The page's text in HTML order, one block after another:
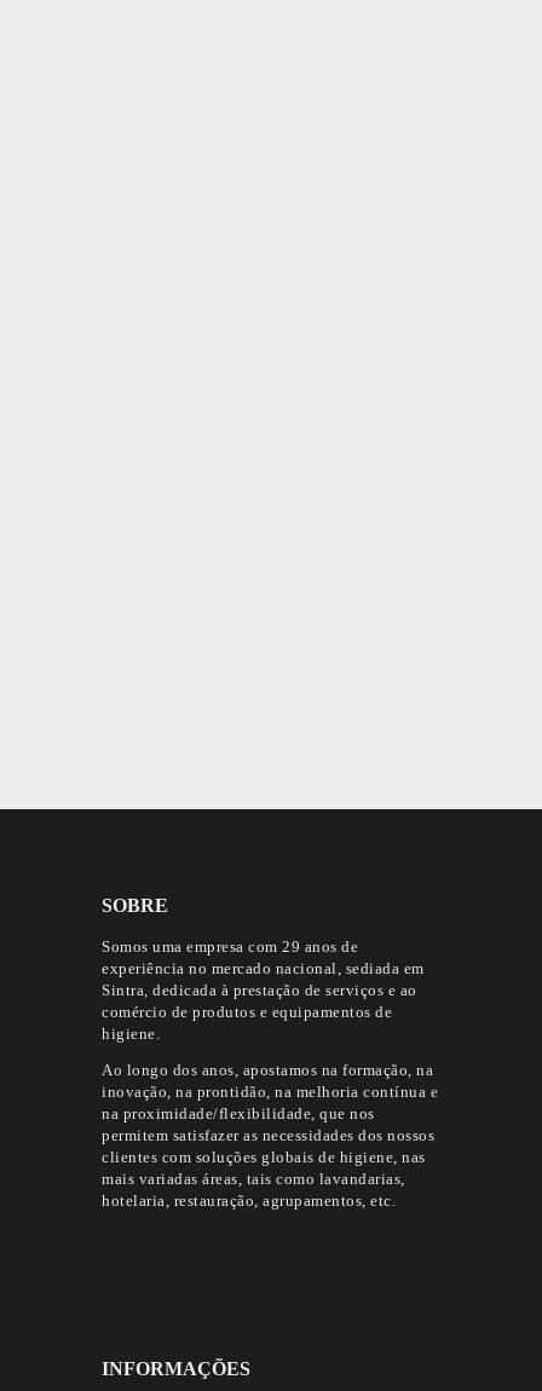
SOBRE
Somos uma empresa com 29 anos de
experiência no mercado nacional, sediada em
Sintra, dedicada à prestação de serviços e ao
comércio de produtos e equipamentos de
higiene.
Ao longo dos anos, apostamos na formação, na
inovação, na prontidão, na melhoria contínua e
na proximidade/flexibilidade, que nos
permitem satisfazer as necessidades dos nossos
clientes com soluções globais de higiene, nas
mais variadas áreas, tais como lavandarias,
hotelaria, restauração, agrupamentos, etc.
INFORMAÇÕES